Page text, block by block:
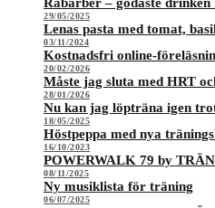
29/05/2025
Lenas pasta med tomat,
03/11/2024
Kostnadsfri online-
20/02/2026
Måste jag sluta med HRT
28/01/2026
Nu kan jag löpträna igen
18/05/2025
Höstpeppa med nya
16/10/2023
POWERWALK 79 by
08/11/2025
Ny musiklista för träning
06/07/2025